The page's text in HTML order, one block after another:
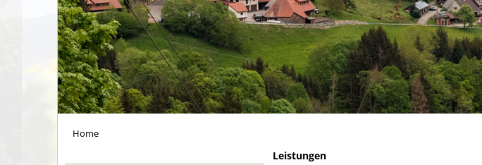
Home
Leistungen